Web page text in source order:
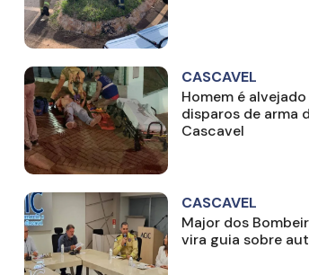
CASCAVEL
Homem é
disparos de arma
Cascavel
CASCAVEL
Major dos
vira guia sobre